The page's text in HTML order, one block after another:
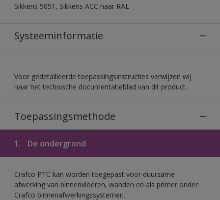
Sikkens 5051, Sikkens ACC naar RAL
Systeeminformatie
Voor gedetailleerde toepassingsinstructies verwijzen wij
naar het technische documentatieblad van dit product.
Toepassingsmethode
1. De ondergrond
Crafco PTC kan worden toegepast voor duurzame
afwerking van binnenvloeren, wanden en als primer onder
Crafco binnenafwerkingssystemen.